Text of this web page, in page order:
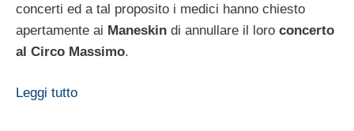
concerti ed a tal proposito i medici hanno chiesto
apertamente ai Maneskin di annullare il loro concerto
al Circo Massimo.
Leggi tutto